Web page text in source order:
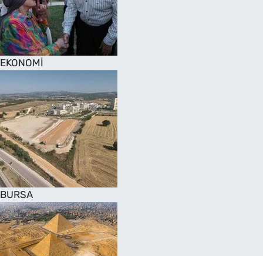
EKONOMİ
BURSA
SAĞLIK
TV REHBERİ